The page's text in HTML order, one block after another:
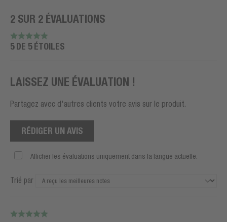
2 SUR 2 ÉVALUATIONS
5 DE 5 ÉTOILES
LAISSEZ UNE ÉVALUATION !
Partagez avec d'autres clients votre avis sur le produit.
RÉDIGER UN AVIS
Afficher les évaluations uniquement dans la langue actuelle.
Trié par